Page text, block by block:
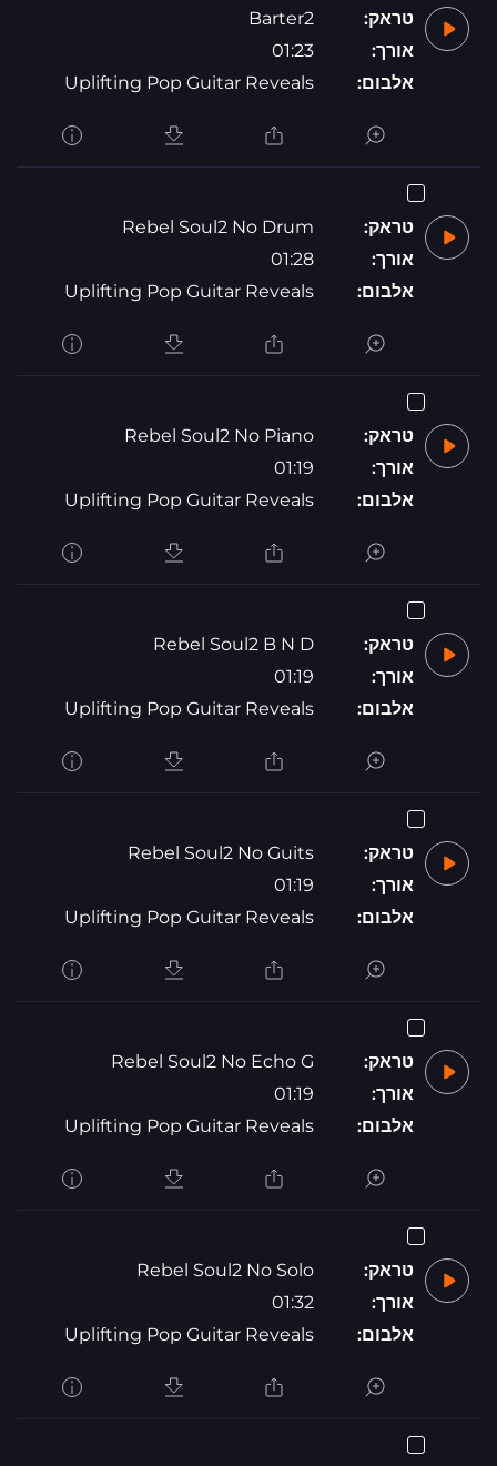
טראק:
Barter2
אורך:
01:23
אלבום:
Uplifting Pop Guitar Reveals
טראק:
Rebel Soul2 No Drum
אורך:
01:28
אלבום:
Uplifting Pop Guitar Reveals
טראק:
Rebel Soul2 No Piano
אורך:
01:19
אלבום:
Uplifting Pop Guitar Reveals
טראק:
Rebel Soul2 B N D
אורך:
01:19
אלבום:
Uplifting Pop Guitar Reveals
טראק:
Rebel Soul2 No Guits
אורך:
01:19
אלבום:
Uplifting Pop Guitar Reveals
טראק:
Rebel Soul2 No Echo G
אורך:
01:19
אלבום:
Uplifting Pop Guitar Reveals
טראק:
Rebel Soul2 No Solo
אורך:
01:32
אלבום:
Uplifting Pop Guitar Reveals